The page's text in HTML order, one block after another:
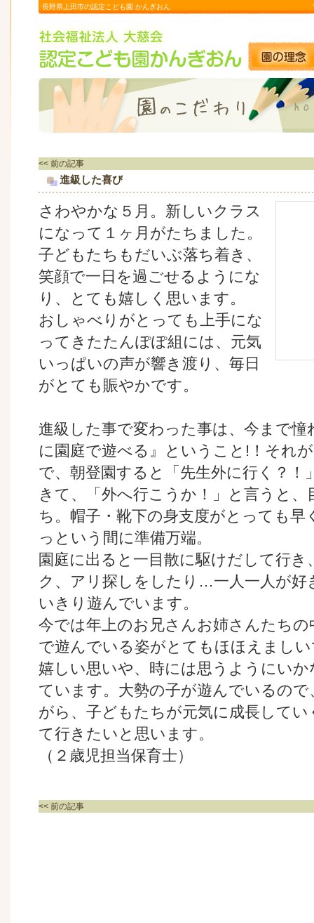
長野県上田市の認定こども園 かんぎおん
<< 前の記事
進級した喜び
さわやかな５月。新しいクラス
になって１ヶ月がたちました。
子どもたちもだいぶ落ち着き、
笑顔で一日を過ごせるようにな
り、とても嬉しく思います。
おしゃべりがとっても上手にな
ってきたたんぽぽ組には、元気
いっぱいの声が響き渡り、毎日
がとても賑やかです。
進級した事で変わった事は、今まで
に園庭で遊べる』ということ!！それ
で、朝登園すると「先生外に行く？
きて、「外へ行こうか！」と言うと
ち。帽子・靴下の身支度がとっても
っという間に準備万端。
園庭に出ると一目散に駆けだして行
ク、アリ探しをしたり…一人一人が好
いきり遊んでいます。
今では年上のお兄さんお姉さんたち
で遊んでいる姿がとてもほほえまし
嬉しい思いや、時には思うようにい
ています。大勢の子が遊んでいるの
がら、子どもたちが元気に成長して
て行きたいと思います。
（２歳児担当保育士）
<< 前の記事